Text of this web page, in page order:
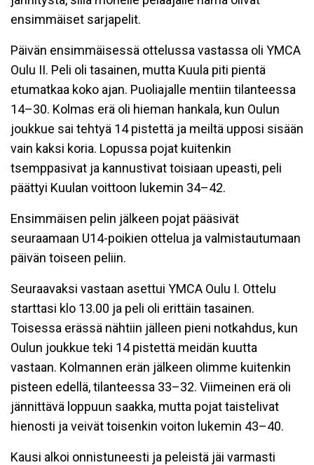
ensimmäiset sarjapelit.
Päivän ensimmäisessä ottelussa vastassa oli YMCA
Oulu II. Peli oli tasainen, mutta Kuula piti pientä
etumatkaa koko ajan. Puoliajalle mentiin tilanteessa
14–30. Kolmas erä oli hieman hankala, kun Oulun
joukkue sai tehtyä 14 pistettä ja meiltä upposi sisään
vain kaksi koria. Lopussa pojat kuitenkin
tsemppasivat ja kannustivat toisiaan upeasti, peli
päättyi Kuulan voittoon lukemin 34–42.
Ensimmäisen pelin jälkeen pojat pääsivät
seuraamaan U14-poikien ottelua ja valmistautumaan
päivän toiseen peliin.
Seuraavaksi vastaan asettui YMCA Oulu I. Ottelu
starttasi klo 13.00 ja peli oli erittäin tasainen.
Toisessa erässä nähtiin jälleen pieni notkahdus, kun
Oulun joukkue teki 14 pistettä meidän kuutta
vastaan. Kolmannen erän jälkeen olimme kuitenkin
pisteen edellä, tilanteessa 33–32. Viimeinen erä oli
jännittävä loppuun saakka, mutta pojat taistelivat
hienosti ja veivät toisenkin voiton lukemin 43–40.
Kausi alkoi onnistuneesti ja peleistä jäi varmasti